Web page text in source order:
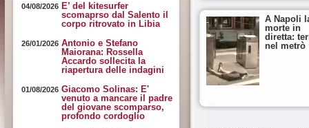
04/08/2026 E’ del kitesurfer
scomaprso dal Salento il
corpo ritrovato in Libia
26/01/2026 Antonio e Stefano
Maiorana: Rossella
Accardo sollecita la
riapertura delle indagini
01/08/2026 Giacomo Solinas: E'
venuto a mancare il padre
del giovane scomparso,
profondo cordoglio
A Napoli
morte in
diretta:
nel metrò